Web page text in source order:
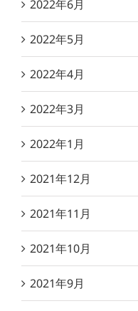
2022年6月
2022年5月
2022年4月
2022年3月
2022年1月
2021年12月
2021年11月
2021年10月
2021年9月